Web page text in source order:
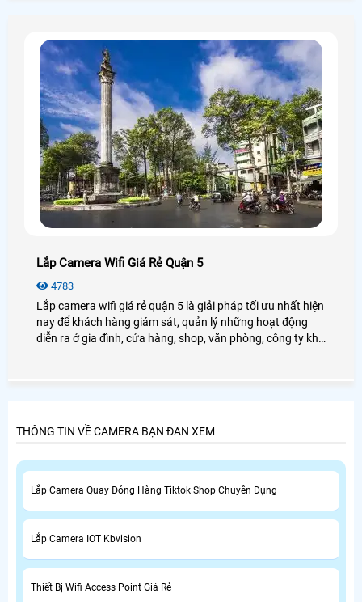
Lắp Camera Wifi Giá Rẻ Quận 5
4783
Lắp camera wifi giá rẻ quận 5 là giải pháp tối ưu nhất hiện
nay để khách hàng giám sát, quản lý những hoạt động
diễn ra ở gia đình, cửa hàng, shop, văn phòng, công ty khi
THÔNG TIN VỀ CAMERA BẠN ĐAN XEM
Lắp Camera Quay Đóng Hàng Tiktok Shop Chuyên Dụng
Lắp Camera IOT Kbvision
Thiết Bị Wifi Access Point Giá Rẻ